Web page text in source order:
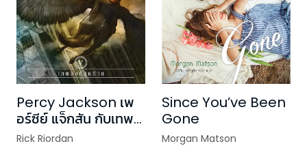
Percy Jackson เพ
อร์ซีย์ แจ็กสัน กับเทพ
องค์สุดท้าย (ปกใหม่)
Rick Riordan
Since You’ve Been
Gone
Morgan Matson